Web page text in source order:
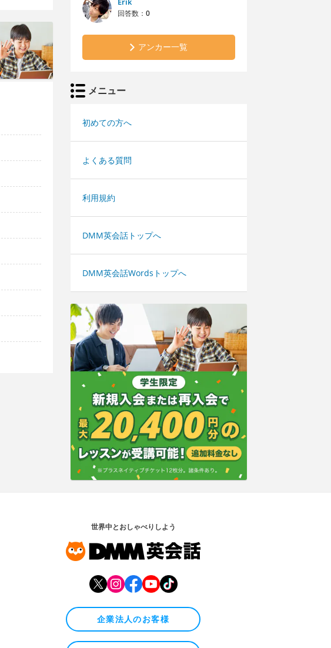
回答数： 0
アンカー一覧
メニュー
初めての方へ
よくある質問
利用規約
DMM英会話トップへ
DMM英会話Wordsトップへ
世界中とおしゃべりしよう
企業法人のお客様